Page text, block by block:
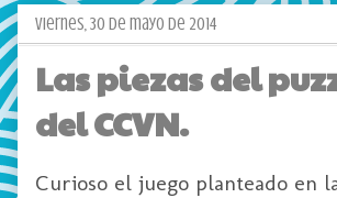
viernes, 30 de mayo de 2014
Las piezas del
del CCVN.
Curioso el juego planteado en